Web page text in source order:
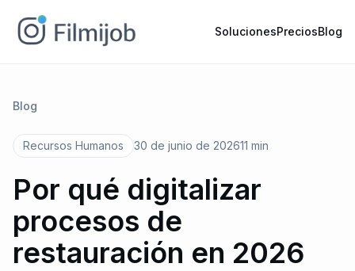
SolucionesPreciosBlog
Blog
Recursos Humanos 30 de junio de 202611 min
Por qué digitalizar
procesos de
restauración en 2026